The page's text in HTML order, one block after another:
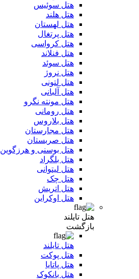
هتل سوئیس
هتل هلند
هتل لهستان
هتل پرتغال
هتل کرواسی
هتل فنلاند
هتل سوئد
هتل نروژ
هتل لتونی
هتل آلبانی
هتل مونته نگرو
هتل رومانی
هتل بلاروس
هتل مجارستان
هتل صربستان
هتل بوسنی و هرزگوین
هتل بلگراد
هتل لیتوانی
هتل چک
هتل اتریش
هتل اوکراین
هتل تایلند
بازگشت
هتل تایلند
هتل پوکت
هتل پاتایا
هتل بانکوک